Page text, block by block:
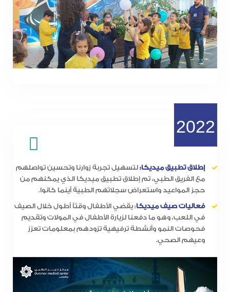
2022
إطلاق تطبيق ميديكا: لتسهيل تجربة زوارنا وتحسين تواصلهم
مع الفريق الطبي، تم إطلاق تطبيق ميديكا الذي يمكنهم من
حجز المواعيد واستعراض سجلاتهم الطبية أينما كانوا.
فعاليات صيف ميديكا: يقضي الأطفال وقتاً أطول خلال الصيف
في اللعب، وهو ما دفعنا لزيارة الأطفال في المولات وتقديم
فحوصات النمو وأنشطة ترفيهية تزودهم بمعلومات تعزز
وعيهم الصحي.